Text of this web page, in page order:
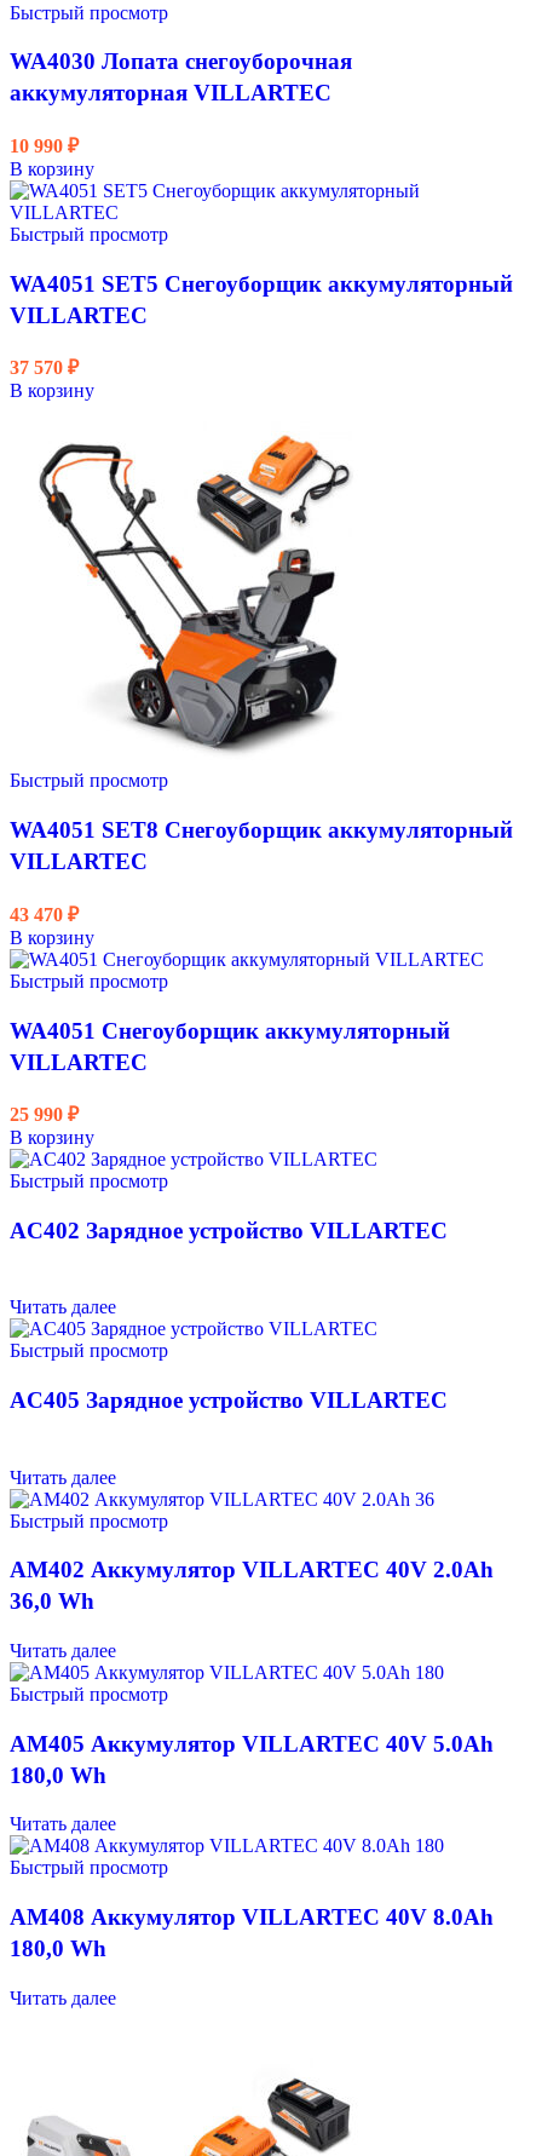
Быстрый просмотр
WA4030 Лопата снегоуборочная
аккумуляторная VILLARTEC
10 990 ₽
В корзину
Быстрый просмотр
WA4051 SET5 Снегоуборщик аккумуляторный
VILLARTEC
37 570 ₽
В корзину
Быстрый просмотр
WA4051 SET8 Снегоуборщик аккумуляторный
VILLARTEC
43 470 ₽
В корзину
Быстрый просмотр
WA4051 Снегоуборщик аккумуляторный
VILLARTEC
25 990 ₽
В корзину
Быстрый просмотр
AC402 Зарядное устройство VILLARTEC
Читать далее
Быстрый просмотр
AC405 Зарядное устройство VILLARTEC
Читать далее
Быстрый просмотр
AM402 Аккумулятор VILLARTEC 40V 2.0Ah
36,0 Wh
Читать далее
Быстрый просмотр
AM405 Аккумулятор VILLARTEC 40V 5.0Ah
180,0 Wh
Читать далее
Быстрый просмотр
AM408 Аккумулятор VILLARTEC 40V 8.0Ah
180,0 Wh
Читать далее